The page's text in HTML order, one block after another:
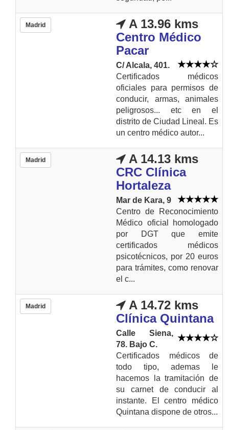
Madrid
A 13.96 kms
Centro Médico
Pacar
C/ Alcala, 401.
Certificados médicos
oficiales para permisos de
conducir, armas, animales
peligrosos... etc en el
distrito de Ciudad Lineal. Es
un centro médico autor...
Madrid
A 14.13 kms
CRC Clínica
Hortaleza
Mar de Kara, 9
Centro de Reconocimiento
Médico oficial homologado
por DGT que emite
certificados médicos
psicotécnicos, por 20 euros
para trámites, como renovar
el c...
Madrid
A 14.72 kms
Clínica Quintana
Calle Siena,
78. Bajo C.
Certificados médicos de
todo tipo, ademas le
hacemos la tramitación de
su carnet de conducir al
instante. El centro médico
Quintana dispone de otros...